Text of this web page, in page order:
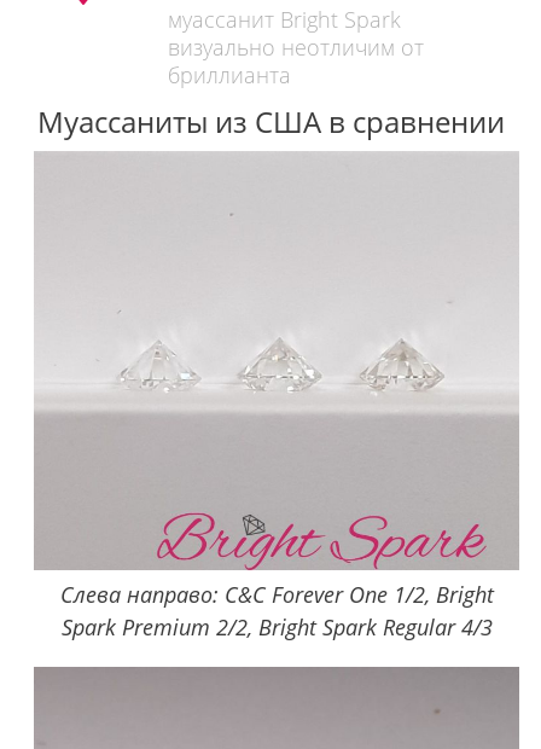
муассанит Bright Spark
визуально неотличим от
бриллианта
Муассаниты из США в сравнении
Слева направо: C&C Forever One 1/2, Bright
Spark Premium 2/2, Bright Spark Regular 4/3